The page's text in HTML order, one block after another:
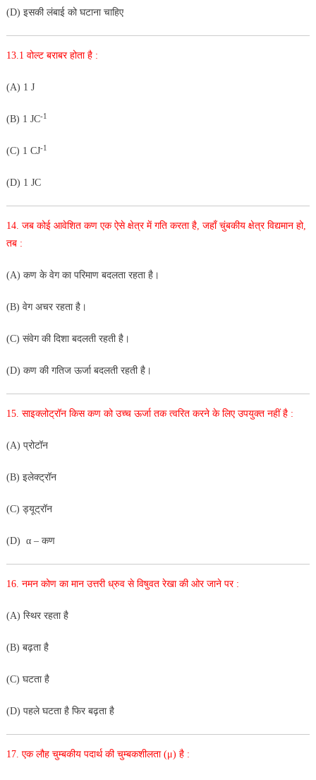
(D) इसकी लंबाई को घटाना चाहिए
13.1 वोल्ट बराबर होता है :
(A) 1 J
(B) 1 JC-1
(C) 1 CJ-1
(D) 1 JC
14. जब कोई आवेशित कण एक ऐसे क्षेत्र में गति करता है, जहाँ चुंबकीय क्षेत्र विद्यमान हो,
तब :
(A) कण के वेग का परिमाण बदलता रहता है।
(B) वेग अचर रहता है।
(C) संवेग की दिशा बदलती रहती है।
(D) कण की गतिज ऊर्जा बदलती रहती है।
15. साइक्लोट्रॉन किस कण को उच्च ऊर्जा तक त्वरित करने के लिए उपयुक्त नहीं है :
(A) प्रोटॉन
(B) इलेक्ट्रॉन
(C) ड्यूट्रॉन
(D) α – कण
16. नमन कोण का मान उत्तरी ध्रुव से विषुवत रेखा की ओर जाने पर :
(A) स्थिर रहता है
(B) बढ़ता है
(C) घटता है
(D) पहले घटता है फिर बढ़ता है
17. एक लौह चुम्बकीय पदार्थ की चुम्बकशीलता (μ) है :